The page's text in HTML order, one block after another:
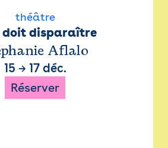
théâtre
doit disparaître
Aflalo
15 → 17 déc.
Réserver